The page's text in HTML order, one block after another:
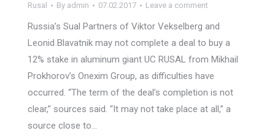
Rusal By admin 07.02.2017 Leave a comment
Russia’s Sual Partners of Viktor Vekselberg and
Leonid Blavatnik may not complete a deal to buy a
12% stake in aluminum giant UC RUSAL from Mikhail
Prokhorov’s Onexim Group, as difficulties have
occurred. “The term of the deal’s completion is not
clear,” sources said. “It may not take place at all,” a
source close to…